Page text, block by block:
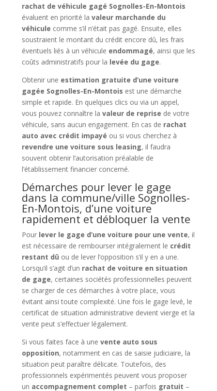
rachat de véhicule gagé Sognolles-En-Montois
évaluent en priorité la valeur marchande du
véhicule comme s’il n’était pas gagé. Ensuite, elles
soustraient le montant du crédit encore dû, les frais
éventuels liés à un véhicule endommagé, ainsi que les
coûts administratifs pour la levée du gage.
Obtenir une estimation gratuite d’une voiture
gagée Sognolles-En-Montois est une démarche
simple et rapide. En quelques clics ou via un appel,
vous pouvez connaître la valeur de reprise de votre
véhicule, sans aucun engagement. En cas de rachat
auto avec crédit impayé ou si vous cherchez à
revendre une voiture sous leasing, il faudra
souvent obtenir l’autorisation préalable de
l’établissement financier concerné.
Démarches pour lever le gage
dans la commune/ville Sognolles-
En-Montois, d’une voiture
rapidement et débloquer la vente
Pour lever le gage d’une voiture pour une vente, il
est nécessaire de rembourser intégralement le crédit
restant dû ou de lever l’opposition s’il y en a une.
Lorsqu’il s’agit d’un rachat de voiture en situation
de gage, certaines sociétés professionnelles peuvent
se charger de ces démarches à votre place, vous
évitant ainsi toute complexité. Une fois le gage levé, le
certificat de situation administrative devient vierge et la
vente peut s’effectuer légalement.
Si vous faites face à une vente auto sous
opposition, notamment en cas de saisie judiciaire, la
situation peut paraître délicate. Toutefois, des
professionnels expérimentés peuvent vous proposer
un accompagnement complet – parfois gratuit –